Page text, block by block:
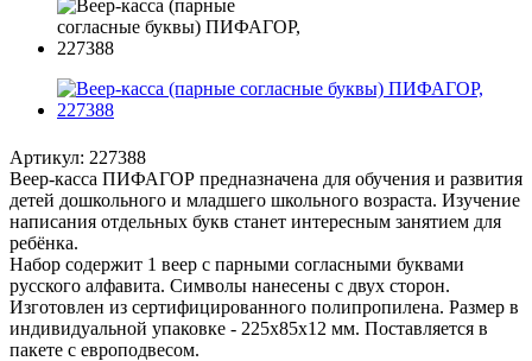
Артикул: 227388
Веер-касса ПИФАГОР предназначена для обучения и развития
детей дошкольного и младшего школьного возраста. Изучение
написания отдельных букв станет интересным занятием для
ребёнка.
Набор содержит 1 веер с парными согласными буквами
русского алфавита. Символы нанесены с двух сторон.
Изготовлен из сертифицированного полипропилена. Размер в
индивидуальной упаковке - 225х85х12 мм. Поставляется в
пакете с европодвесом.